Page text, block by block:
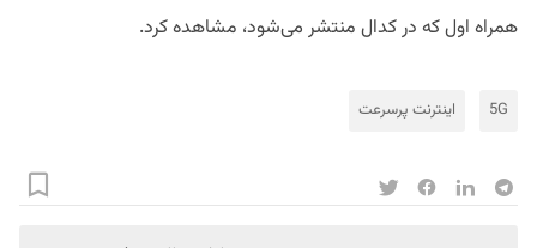
همراه اول که در کدال منتشر می‌شود، مشاهده کرد.
5G اینترنت پرسرعت